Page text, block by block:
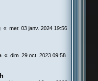
« mer. 03 janv. 2024 19:56
« dim. 29 oct. 2023 09:58